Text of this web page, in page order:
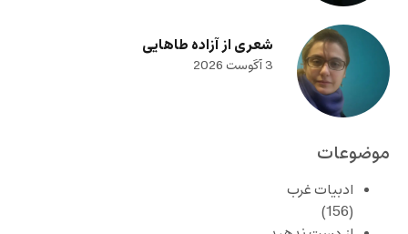
شعری از آزاده طاهایی
3 آگوست 2026
موضوعات
ادبیات غرب
(156)